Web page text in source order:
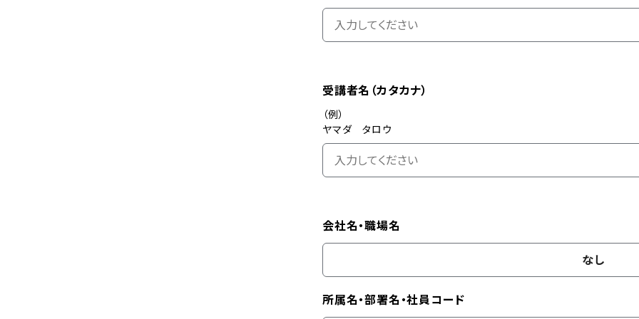
受講者名（カタカナ）
（例）
ヤマダ タロウ
会社名・職場名
なし
所属名・部署名・社員コード